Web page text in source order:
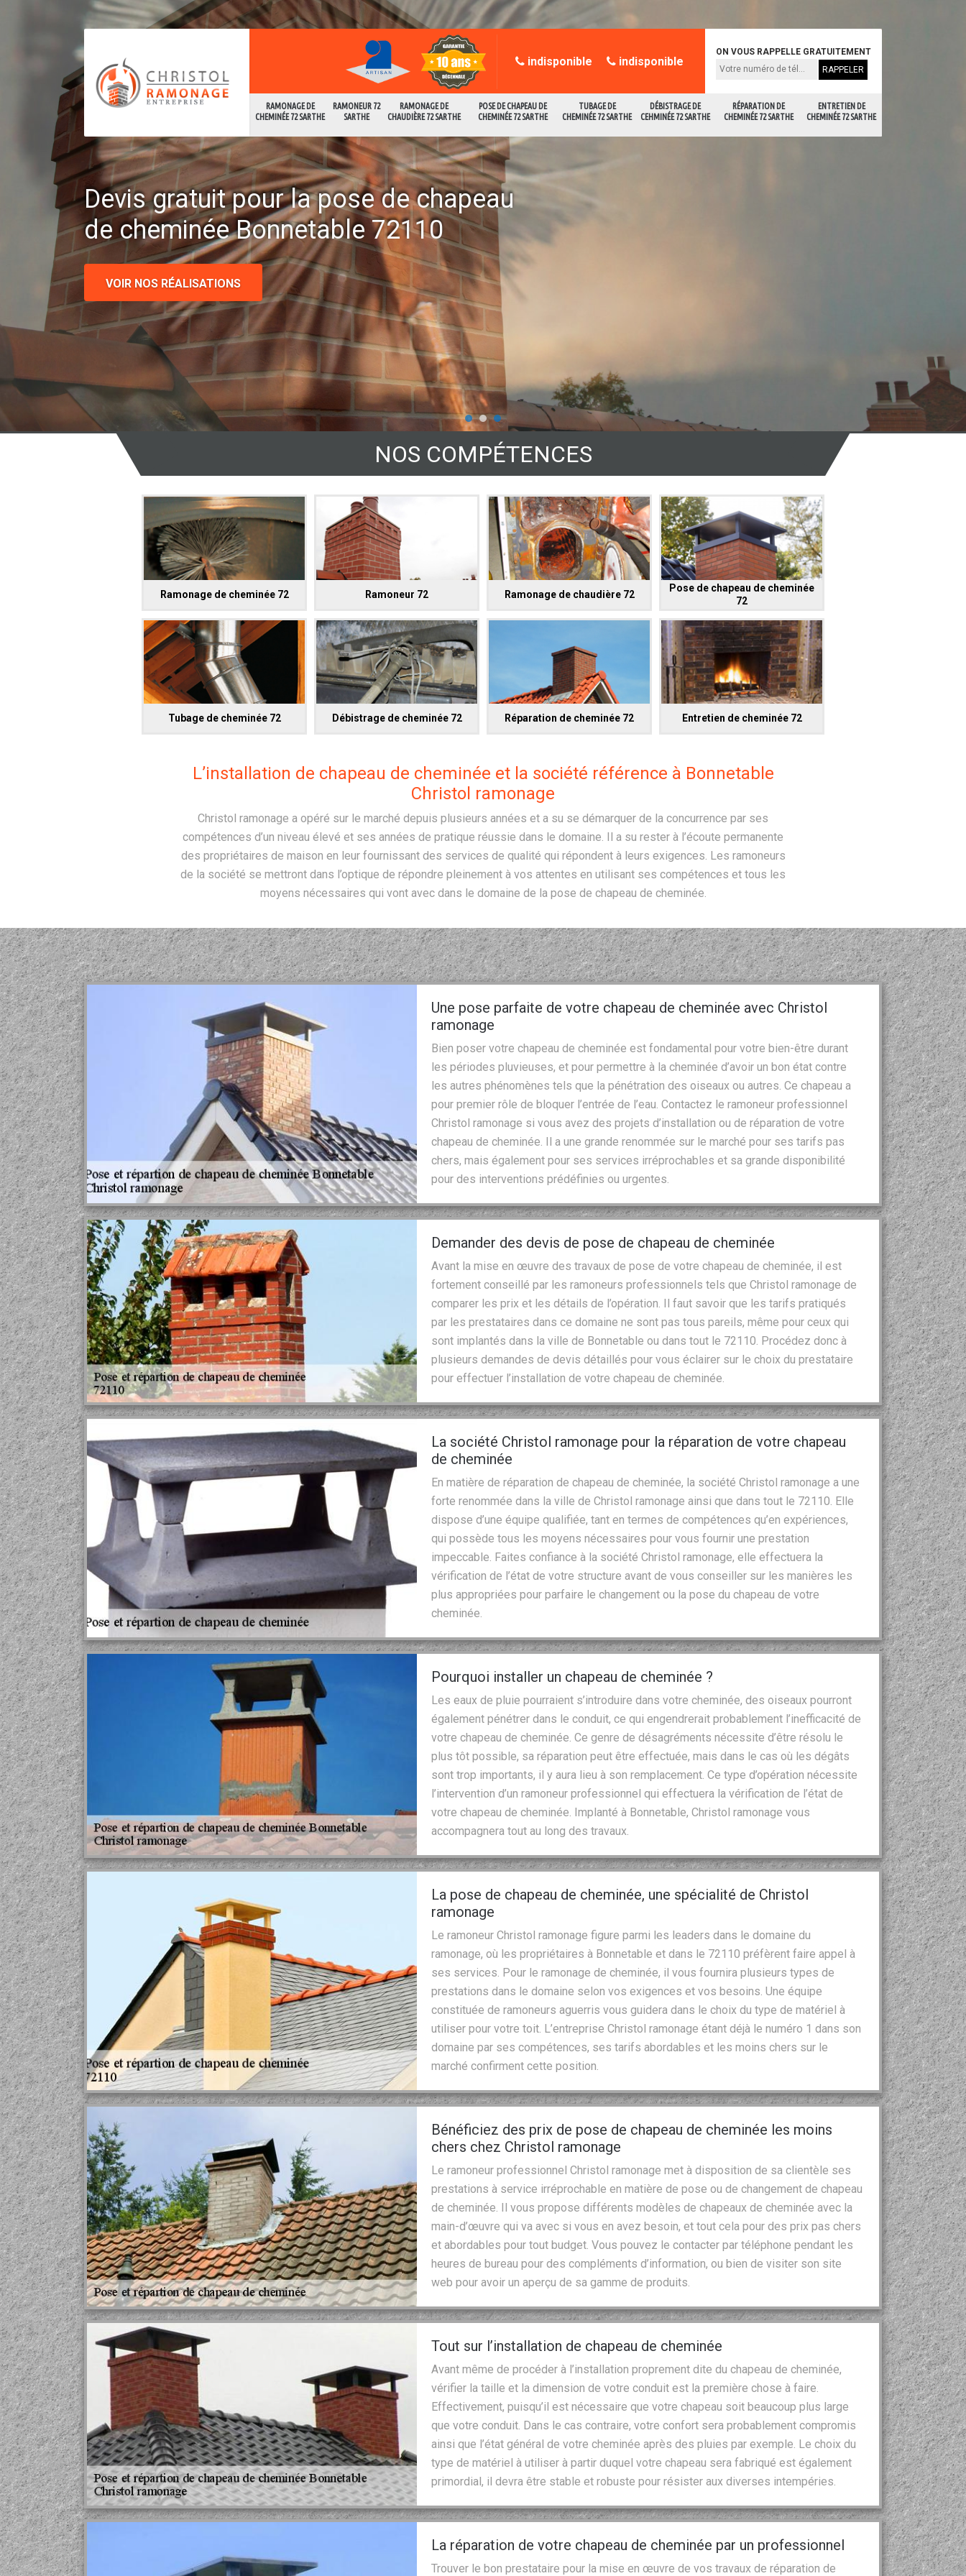
RAMONAGE DE
CHEMINÉE 72 SARTHE
RAMONEUR 72
SARTHE
RAMONAGE DE
CHAUDIÈRE 72 SARTHE
POSE DE CHAPEAU DE
CHEMINÉE 72 SARTHE
TUBAGE DE
CHEMINÉE 72 SARTHE
DÉBISTRAGE DE
CEHMINÉE 72 SARTHE
RÉPARATION DE
CHEMINÉE 72 SARTHE
ENTRETIEN DE
CHEMINÉE 72 SARTHE
indisponible indisponible
ON VOUS RAPPELLE GRATUITEMENT
Devis gratuit pour la pose de chapeau
de cheminée Bonnetable 72110
VOIR NOS RÉALISATIONS
NOS COMPÉTENCES
Ramonage de cheminée 72 Ramoneur 72 Ramonage de chaudière 72
Pose de chapeau de cheminée
72
Tubage de cheminée 72 Débistrage de cheminée 72 Réparation de cheminée 72 Entretien de cheminée 72
L’installation de chapeau de cheminée et la société référence à Bonnetable
Christol ramonage
Christol ramonage a opéré sur le marché depuis plusieurs années et a su se démarquer de la concurrence par ses
compétences d’un niveau élevé et ses années de pratique réussie dans le domaine. Il a su rester à l’écoute permanente
des propriétaires de maison en leur fournissant des services de qualité qui répondent à leurs exigences. Les ramoneurs
de la société se mettront dans l’optique de répondre pleinement à vos attentes en utilisant ses compétences et tous les
moyens nécessaires qui vont avec dans le domaine de la pose de chapeau de cheminée.
Une pose parfaite de votre chapeau de cheminée avec Christol
ramonage
Bien poser votre chapeau de cheminée est fondamental pour votre bien-être durant
les périodes pluvieuses, et pour permettre à la cheminée d’avoir un bon état contre
les autres phénomènes tels que la pénétration des oiseaux ou autres. Ce chapeau a
pour premier rôle de bloquer l’entrée de l’eau. Contactez le ramoneur professionnel
Christol ramonage si vous avez des projets d’installation ou de réparation de votre
chapeau de cheminée. Il a une grande renommée sur le marché pour ses tarifs pas
chers, mais également pour ses services irréprochables et sa grande disponibilité
pour des interventions prédéfinies ou urgentes.
Demander des devis de pose de chapeau de cheminée
Avant la mise en œuvre des travaux de pose de votre chapeau de cheminée, il est
fortement conseillé par les ramoneurs professionnels tels que Christol ramonage de
comparer les prix et les détails de l’opération. Il faut savoir que les tarifs pratiqués
par les prestataires dans ce domaine ne sont pas tous pareils, même pour ceux qui
sont implantés dans la ville de Bonnetable ou dans tout le 72110. Procédez donc à
plusieurs demandes de devis détaillés pour vous éclairer sur le choix du prestataire
pour effectuer l’installation de votre chapeau de cheminée.
La société Christol ramonage pour la réparation de votre chapeau
de cheminée
En matière de réparation de chapeau de cheminée, la société Christol ramonage a une
forte renommée dans la ville de Christol ramonage ainsi que dans tout le 72110. Elle
dispose d’une équipe qualifiée, tant en termes de compétences qu’en expériences,
qui possède tous les moyens nécessaires pour vous fournir une prestation
impeccable. Faites confiance à la société Christol ramonage, elle effectuera la
vérification de l’état de votre structure avant de vous conseiller sur les manières les
plus appropriées pour parfaire le changement ou la pose du chapeau de votre
cheminée.
Pourquoi installer un chapeau de cheminée ?
Les eaux de pluie pourraient s’introduire dans votre cheminée, des oiseaux pourront
également pénétrer dans le conduit, ce qui engendrerait probablement l’inefficacité de
votre chapeau de cheminée. Ce genre de désagréments nécessite d’être résolu le
plus tôt possible, sa réparation peut être effectuée, mais dans le cas où les dégâts
sont trop importants, il y aura lieu à son remplacement. Ce type d’opération nécessite
l’intervention d’un ramoneur professionnel qui effectuera la vérification de l’état de
votre chapeau de cheminée. Implanté à Bonnetable, Christol ramonage vous
accompagnera tout au long des travaux.
La pose de chapeau de cheminée, une spécialité de Christol
ramonage
Le ramoneur Christol ramonage figure parmi les leaders dans le domaine du
ramonage, où les propriétaires à Bonnetable et dans le 72110 préfèrent faire appel à
ses services. Pour le ramonage de cheminée, il vous fournira plusieurs types de
prestations dans le domaine selon vos exigences et vos besoins. Une équipe
constituée de ramoneurs aguerris vous guidera dans le choix du type de matériel à
utiliser pour votre toit. L’entreprise Christol ramonage étant déjà le numéro 1 dans son
domaine par ses compétences, ses tarifs abordables et les moins chers sur le
marché confirment cette position.
Bénéficiez des prix de pose de chapeau de cheminée les moins
chers chez Christol ramonage
Le ramoneur professionnel Christol ramonage met à disposition de sa clientèle ses
prestations à service irréprochable en matière de pose ou de changement de chapeau
de cheminée. Il vous propose différents modèles de chapeaux de cheminée avec la
main-d’œuvre qui va avec si vous en avez besoin, et tout cela pour des prix pas chers
et abordables pour tout budget. Vous pouvez le contacter par téléphone pendant les
heures de bureau pour des compléments d’information, ou bien de visiter son site
web pour avoir un aperçu de sa gamme de produits.
Tout sur l’installation de chapeau de cheminée
Avant même de procéder à l’installation proprement dite du chapeau de cheminée,
vérifier la taille et la dimension de votre conduit est la première chose à faire.
Effectivement, puisqu’il est nécessaire que votre chapeau soit beaucoup plus large
que votre conduit. Dans le cas contraire, votre confort sera probablement compromis
ainsi que l’état général de votre cheminée après des pluies par exemple. Le choix du
type de matériel à utiliser à partir duquel votre chapeau sera fabriqué est également
primordial, il devra être stable et robuste pour résister aux diverses intempéries.
La réparation de votre chapeau de cheminée par un professionnel
Trouver le bon prestataire pour la mise en œuvre de vos travaux de réparation de